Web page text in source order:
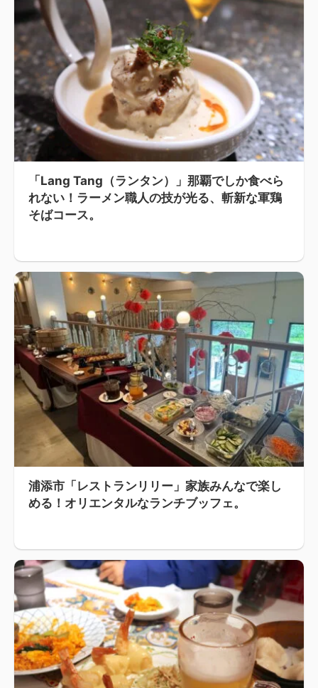
「Lang Tang（ランタン）」那覇でしか食べら
れない！ラーメン職人の技が光る、斬新な軍鶏
そばコース。
浦添市「レストランリリー」家族みんなで楽し
める！オリエンタルなランチブッフェ。